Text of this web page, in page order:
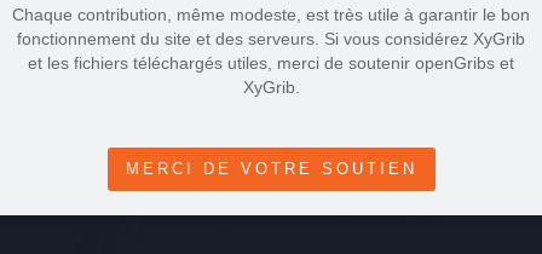
Chaque contribution, même modeste, est très utile à garantir le bon
fonctionnement du site et des serveurs. Si vous considérez XyGrib
et les fichiers téléchargés utiles, merci de soutenir openGribs et
XyGrib.
MERCI DE VOTRE SOUTIEN